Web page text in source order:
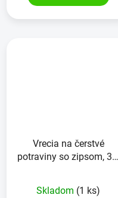
Vrecia na čerstvé
potraviny so zipsom, 3L,
Skladom (1 ks)